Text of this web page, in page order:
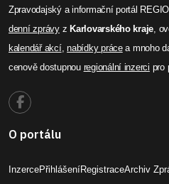
Zpravodajský a informační portál
denní zprávyz Karlovarského kraje,
kalendář akcí,nabídky prácea mnoho
cenově dostupnou regionální inzerci pro
O portálu
InzercePřihlášeníRegistraceArchiv